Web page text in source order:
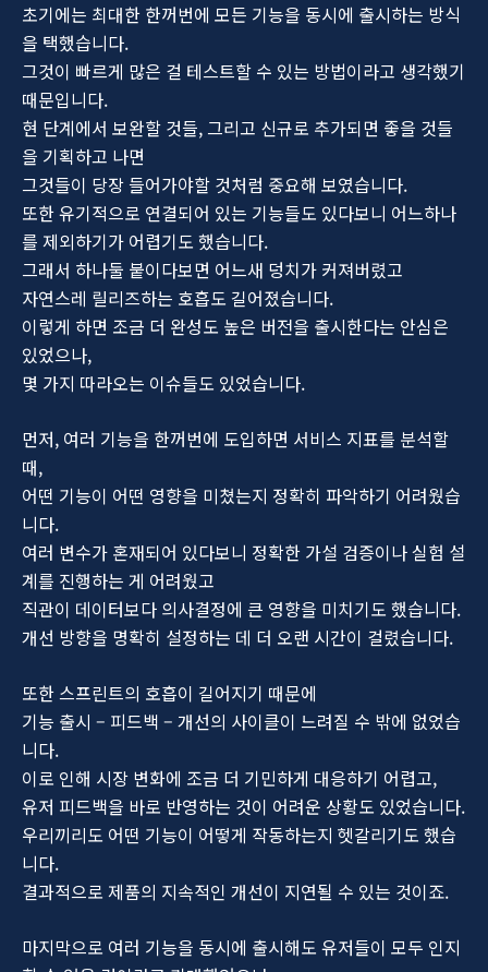
초기에는 최대한 한꺼번에 모든 기능을 동시에 출시하는 방식
을 택했습니다.
그것이 빠르게 많은 걸 테스트할 수 있는 방법이라고 생각했기
때문입니다.
현 단계에서 보완할 것들, 그리고 신규로 추가되면 좋을 것들
을 기획하고 나면
그것들이 당장 들어가야할 것처럼 중요해 보였습니다.
또한 유기적으로 연결되어 있는 기능들도 있다보니 어느하나
를 제외하기가 어렵기도 했습니다.
그래서 하나둘 붙이다보면 어느새 덩치가 커져버렸고
자연스레 릴리즈하는 호흡도 길어졌습니다.
이렇게 하면 조금 더 완성도 높은 버전을 출시한다는 안심은
있었으나,
몇 가지 따라오는 이슈들도 있었습니다.
먼저, 여러 기능을 한꺼번에 도입하면 서비스 지표를 분석할
때,
어떤 기능이 어떤 영향을 미쳤는지 정확히 파악하기 어려웠습
니다.
여러 변수가 혼재되어 있다보니 정확한 가설 검증이나 실험 설
계를 진행하는 게 어려웠고
직관이 데이터보다 의사결정에 큰 영향을 미치기도 했습니다.
개선 방향을 명확히 설정하는 데 더 오랜 시간이 걸렸습니다.
또한 스프린트의 호흡이 길어지기 때문에
기능 출시 – 피드백 – 개선의 사이클이 느려질 수 밖에 없었습
니다.
이로 인해 시장 변화에 조금 더 기민하게 대응하기 어렵고,
유저 피드백을 바로 반영하는 것이 어려운 상황도 있었습니다.
우리끼리도 어떤 기능이 어떻게 작동하는지 헷갈리기도 했습
니다.
결과적으로 제품의 지속적인 개선이 지연될 수 있는 것이죠.
마지막으로 여러 기능을 동시에 출시해도 유저들이 모두 인지